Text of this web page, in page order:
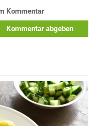
Kommentar
Kommentar abgeben